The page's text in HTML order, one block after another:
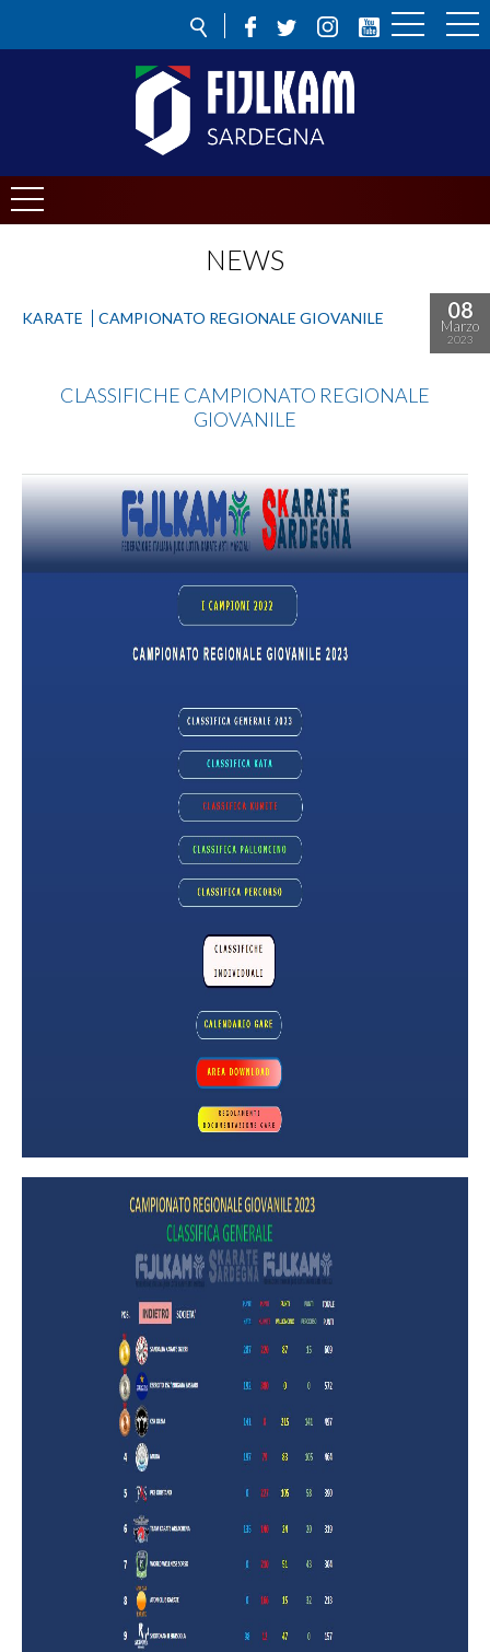
NEWS
08
Marzo
2023
CLASSIFICHE CAMPIONATO REGIONALE
GIOVANILE
KARATE CAMPIONATO REGIONALE GIOVANILE